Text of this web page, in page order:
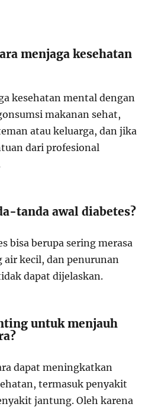
menjaga kesehatan
kesehatan mental dengan
makanan sehat,
atau keluarga, dan jika
dari profesional
tanda awal diabetes?
bisa berupa sering merasa
air kecil, dan penurunan
dapat dijelaskan.
untuk menjauh
dapat meningkatkan
termasuk penyakit
jantung. Oleh karena